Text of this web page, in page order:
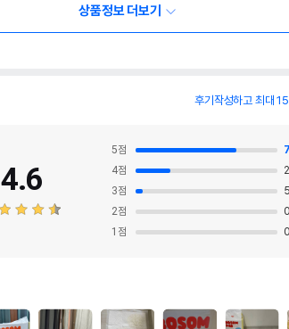
상품정보 더보기
후기작성하고 최대
4.6
5점
4점
3점 5
2점 0
1 점 0